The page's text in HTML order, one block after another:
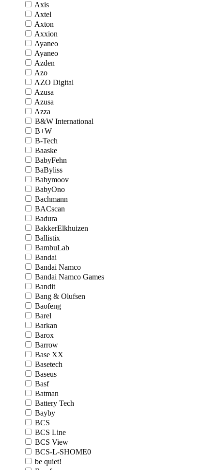
Axis
Axtel
Axton
Axxion
Ayaneo
Ayaneo
Azden
Azo
AZO Digital
Azusa
Azusa
Azza
B&W International
B+W
B-Tech
Baaske
BabyFehn
BaByliss
Babymoov
BabyOno
Bachmann
BACscan
Badura
BakkerElkhuizen
Ballistix
BambuLab
Bandai
Bandai Namco
Bandai Namco Games
Bandit
Bang & Olufsen
Baofeng
Barel
Barkan
Barox
Barrow
Base XX
Basetech
Baseus
Basf
Batman
Battery Tech
Bayby
BCS
BCS Line
BCS View
BCS-L-SHOME0
be quiet!